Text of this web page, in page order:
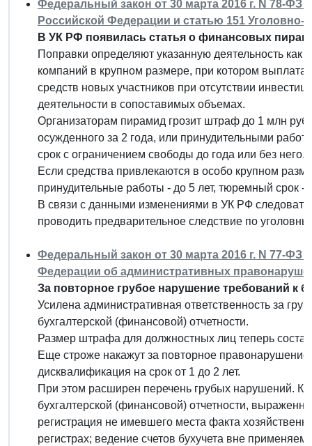
Федеральный закон от 30 марта 2016 г. N 78-
Российской Федерации и статью 151
В УК РФ появилась статья о финансовых
Поправки определяют указанную деятельность
компаний в крупном размере, при котором
средств новых участников при отсутствии
деятельности в сопоставимых объемах.
Организаторам пирамид грозит штраф до 1 млн
осужденного за 2 года, или принудительными
срок с ограничением свободы до года или без него.
Если средства привлекаются в особо крупном
принудительные работы - до 5 лет, тюремный срок -
В связи с данными изменениями в УК РФ
проводить предварительное следствие по
Федеральный закон от 30 марта 2016 г. N 77-
Федерации об административных
За повторное грубое нарушение требований к
Усилена административная ответственность за
бухгалтерской (финансовой) отчетности.
Размер штрафа для должностных лиц теперь
Еще строже накажут за повторное
дисквалификация на срок от 1 до 2 лет.
При этом расширен перечень грубых нарушений. К
бухгалтерской (финансовой) отчетности,
регистрация не имевшего места факта
регистрах; ведение счетов бухучета вне